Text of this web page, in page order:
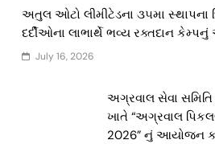
અતુલ ઓટો લીમીટેડના ૩૫મા સ્થાપના
દર્દીઓના લાભાર્થે ભવ્ય રક્તદાન
July 16, 2026
અગ્રવાલ સેવા
ખાતે “અગ્રવાલ
2026” નું આયોજન